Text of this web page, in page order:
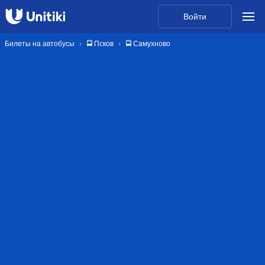
Войти
Билеты на автобусы 🚍 Псков 🚍 Самухново